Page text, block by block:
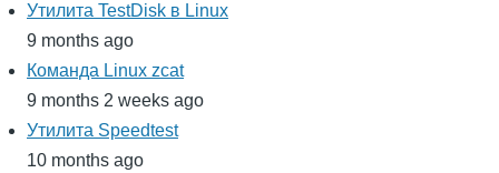
Утилита TestDisk в Linux
9 months ago
Команда Linux zcat
9 months 2 weeks ago
Утилита Speedtest
10 months ago